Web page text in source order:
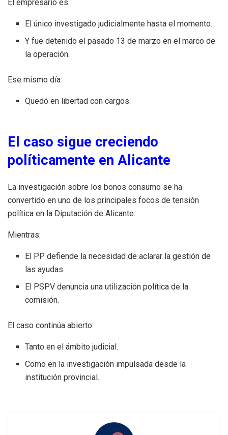
El empresario es:
El único investigado judicialmente hasta el momento.
Y fue detenido el pasado 13 de marzo en el marco de
la operación.
Ese mismo día:
Quedó en libertad con cargos.
El caso sigue creciendo
políticamente en Alicante
La investigación sobre los bonos consumo se ha
convertido en uno de los principales focos de tensión
política en la Diputación de Alicante.
Mientras:
El PP defiende la necesidad de aclarar la gestión de
las ayudas.
El PSPV denuncia una utilización política de la
comisión.
El caso continúa abierto:
Tanto en el ámbito judicial.
Como en la investigación impulsada desde la
institución provincial.